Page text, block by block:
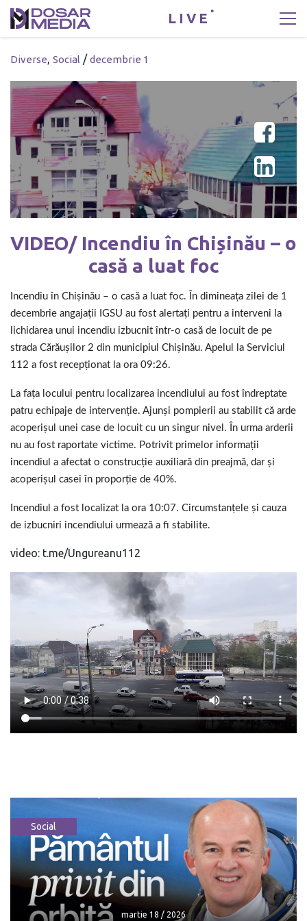
LIVE
Diverse, Social /decembrie 1
VIDEO/ Incendiu în Chișinău – o
casă a luat foc
Incendiu în Chișinău – o casă a luat foc. În dimineaţa zilei de 1
decembrie angajaţii IGSU au fost alertaţi pentru a interveni la
lichidarea unui incendiu izbucnit într-o casă de locuit de pe
strada Cărăuşilor 2 din municipiul Chişinău. Apelul la Serviciul
112 a fost recepţionat la ora 09:26.
La faţa locului pentru localizarea incendiului au fost îndreptate
patru echipaje de intervenţie. Ajunşi pompierii au stabilit că arde
acoperişul unei case de locuit cu un singur nivel. În urma arderii
nu au fost raportate victime. Potrivit primelor informaţii
incendiul a afectat o construcţie auxiliară din preajmă, dar şi
acoperişul casei în proporţie de 40%.
Incendiul a fost localizat la ora 10:07. Circumstanţele şi cauza
de izbucniri incendiului urmează a fi stabilite.
video: t.me/Ungureanu112
Social
martie 18 / 2026